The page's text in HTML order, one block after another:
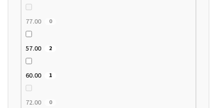
77.00 0
57.00 2
60.00 1
72.00 0